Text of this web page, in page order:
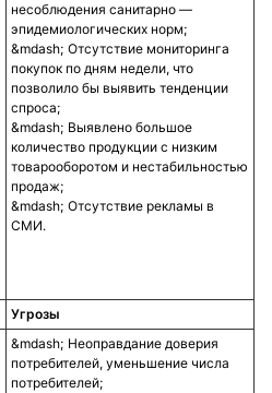
несоблюдения санитарно —
эпидемиологических норм;
Отсутствие мониторинга
покупок по дням недели, что
позволило бы выявить тенденции
спроса;
Выявлено большое
количество продукции с низким
товарооборотом и нестабильностью
продаж;
Отсутствие рекламы в
СМИ.
Угрозы
Неоправдание доверия
потребителей, уменьшение числа
потребителей;